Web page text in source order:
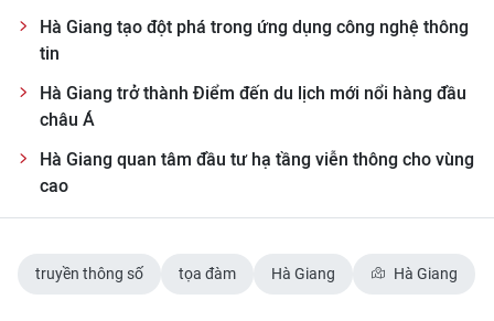
Hà Giang tạo đột phá trong ứng dụng công nghệ thông
tin
Hà Giang trở thành Điểm đến du lịch mới nổi hàng đầu
châu Á
Hà Giang quan tâm đầu tư hạ tầng viễn thông cho vùng
cao
truyền thông số tọa đàm Hà Giang Hà Giang